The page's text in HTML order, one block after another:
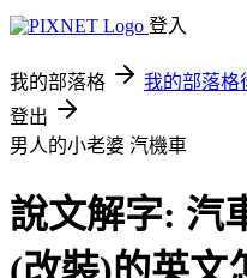
登入
我的部落格 我的部落格
登出
男人的小老婆 汽機車
說文解字: 汽